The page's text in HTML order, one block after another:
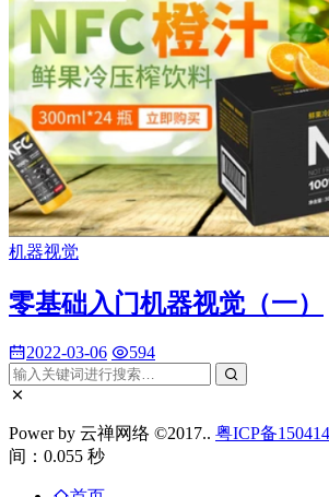
机器视觉
零基础入门机器视觉（一）
2022-03-06 594
Power by 云禅网络 ©2017.. 粤ICP备
间：0.055 秒